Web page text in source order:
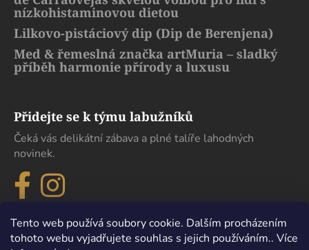
Tento web používá soubory cookie. Dalším procházením
tohoto webu vyjadřujete souhlas s jejich používáním.. Více
nízkohistaminovou dietou
Lilkovo-pistáciový dip (Dip de Berenjena)
Med & řemeslná značka artMuria – sladký
příběh harmonie přírody a luxusu
Přidejte se k týmu labužníků
Čeká vás delikátní zábava a plné talíře lahodných
novinek.